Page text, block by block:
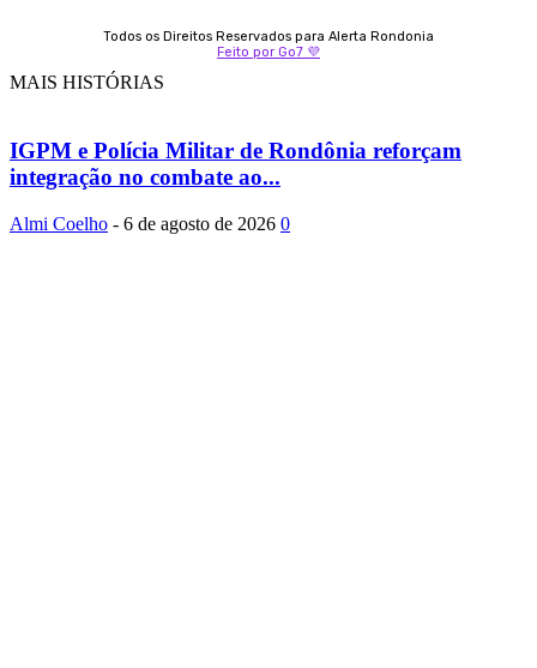
Todos os Direitos Reservados para Alerta Rondonia
Feito por Go7 💜
MAIS HISTÓRIAS
IGPM e Polícia Militar de Rondônia reforçam
integração no combate ao...
Almi Coelho - 6 de agosto de 2026 0